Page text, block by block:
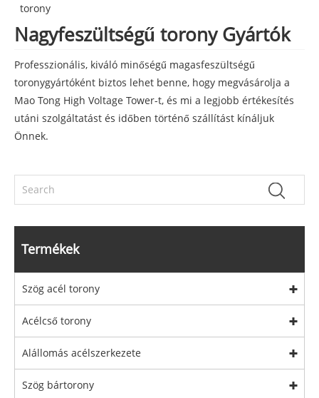
torony
Nagyfeszültségű torony Gyártók
Professzionális, kiváló minőségű magasfeszültségű
toronygyártóként biztos lehet benne, hogy megvásárolja a
Mao Tong High Voltage Tower-t, és mi a legjobb értékesítés
utáni szolgáltatást és időben történő szállítást kínáljuk
Önnek.
Termékek
Szög acél torony
Acélcső torony
Alállomás acélszerkezete
Szög bártorony